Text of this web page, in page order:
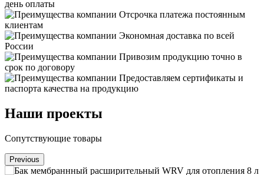
день оплаты
Отсрочка платежа постоянным
клиентам
Экономная доставка по всей
России
Привозим продукцию точно в
срок по договору
Предоставляем сертификаты и
паспорта качества на продукцию
Наши проекты
Сопутствующие товары
Previous